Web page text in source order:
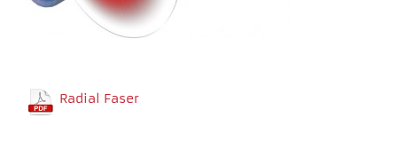
Radial Faser